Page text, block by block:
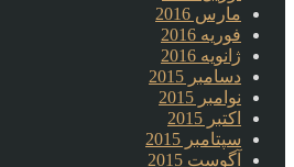
مارس 2016
فوریه 2016
ژانویه 2016
دسامبر 2015
نوامبر 2015
اکتبر 2015
سپتامبر 2015
آگوست 2015